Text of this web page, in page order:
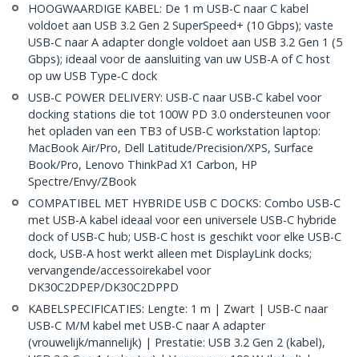
HOOGWAARDIGE KABEL: De 1 m USB-C naar C kabel
voldoet aan USB 3.2 Gen 2 SuperSpeed+ (10 Gbps); vaste
USB-C naar A adapter dongle voldoet aan USB 3.2 Gen 1 (5
Gbps); ideaal voor de aansluiting van uw USB-A of C host
op uw USB Type-C dock
USB-C POWER DELIVERY: USB-C naar USB-C kabel voor
docking stations die tot 100W PD 3.0 ondersteunen voor
het opladen van een TB3 of USB-C workstation laptop:
MacBook Air/Pro, Dell Latitude/Precision/XPS, Surface
Book/Pro, Lenovo ThinkPad X1 Carbon, HP
Spectre/Envy/ZBook
COMPATIBEL MET HYBRIDE USB C DOCKS: Combo USB-C
met USB-A kabel ideaal voor een universele USB-C hybride
dock of USB-C hub; USB-C host is geschikt voor elke USB-C
dock, USB-A host werkt alleen met DisplayLink docks;
vervangende/accessoirekabel voor
DK30C2DPEP/DK30C2DPPD
KABELSPECIFICATIES: Lengte: 1 m | Zwart | USB-C naar
USB-C M/M kabel met USB-C naar A adapter
(vrouwelijk/mannelijk) | Prestatie: USB 3.2 Gen 2 (kabel),